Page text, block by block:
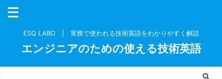
ESQ LABO | 実務で使われる技術英語をわかりやすく解説
エンジニアのための使える技術英語